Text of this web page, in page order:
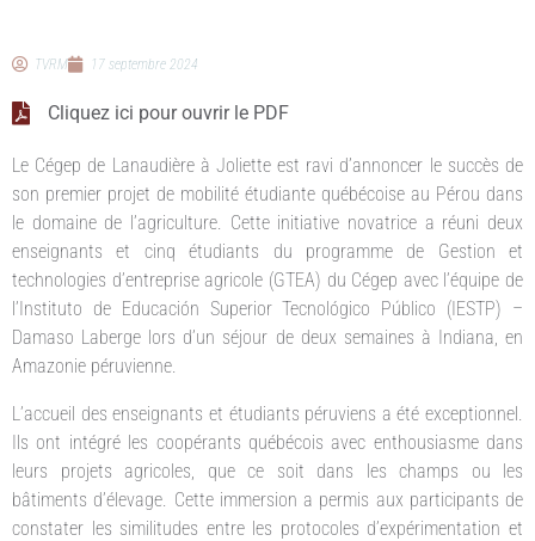
TVRM 17 septembre 2024
Cliquez ici pour ouvrir le PDF
Le Cégep de Lanaudière à Joliette est ravi d’annoncer le succès de
son premier projet de mobilité étudiante québécoise au Pérou dans
le domaine de l’agriculture. Cette initiative novatrice a réuni deux
enseignants et cinq étudiants du programme de Gestion et
technologies d’entreprise agricole (GTEA) du Cégep avec l’équipe de
l’Instituto de Educación Superior Tecnológico Público (IESTP) –
Damaso Laberge lors d’un séjour de deux semaines à Indiana, en
Amazonie péruvienne.
L’accueil des enseignants et étudiants péruviens a été exceptionnel.
Ils ont intégré les coopérants québécois avec enthousiasme dans
leurs projets agricoles, que ce soit dans les champs ou les
bâtiments d’élevage. Cette immersion a permis aux participants de
constater les similitudes entre les protocoles d’expérimentation et